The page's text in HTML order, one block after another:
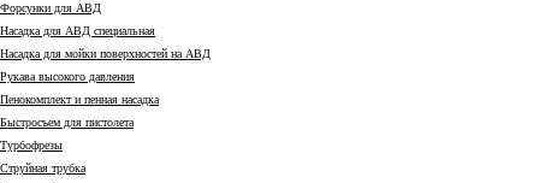
Форсунки для АВД
Насадка для АВД специальная
Насадка для мойки поверхностей на АВД
Рукава высокого давления
Пенокомплект и пенная насадка
Быстросъем для пистолета
Турбофрезы
Струйная трубка